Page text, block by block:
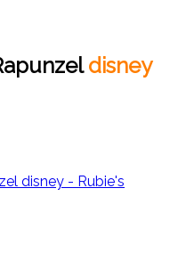
disney
disney - Rubie's